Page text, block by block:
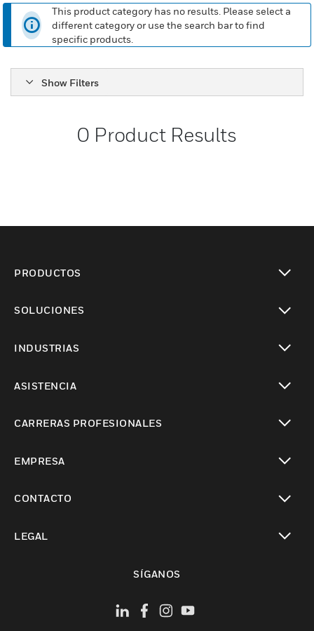
This product category has no results. Please select a
different category or use the search bar to find
specific products.
Show Filters
0 Product Results
PRODUCTOS
SOLUCIONES
INDUSTRIAS
ASISTENCIA
CARRERAS PROFESIONALES
EMPRESA
CONTACTO
LEGAL
SÍGANOS